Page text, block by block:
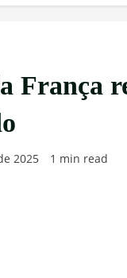
2025 1 min read